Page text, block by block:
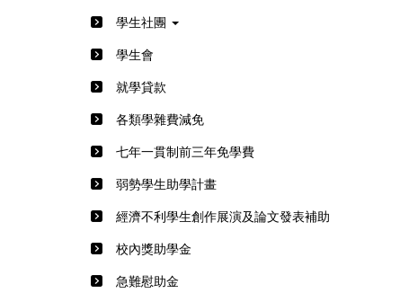
學生社團
學生會
就學貸款
各類學雜費減免
七年一貫制前三年免學費
弱勢學生助學計畫
經濟不利學生創作展演及論文發表補助
校內獎助學金
急難慰助金